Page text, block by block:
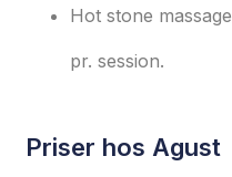
Hot stone massage
pr. session.
Priser hos Agust